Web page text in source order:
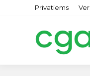
Privatiems